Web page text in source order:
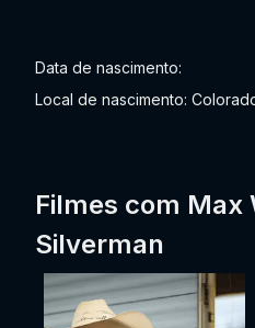
Data de nascimento:
Local de nascimento:
Filmes com Max
Silverman